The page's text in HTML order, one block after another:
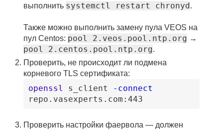
выполнить systemctl restart chronyd.
Также можно выполнить замену пула VEOS на
пул Centos: pool 2.veos.pool.ntp.org →
pool 2.centos.pool.ntp.org.
Проверить, не происходит ли подмена
корневого TLS сертификата:
openssl s_client
-connect
repo .vasexperts .com :443
Проверить настройки фаервола — должен